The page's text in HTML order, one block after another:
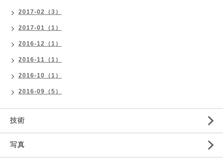
2017-02（3）
2017-01（1）
2016-12（1）
2016-11（1）
2016-10（1）
2016-09（5）
技術
写真